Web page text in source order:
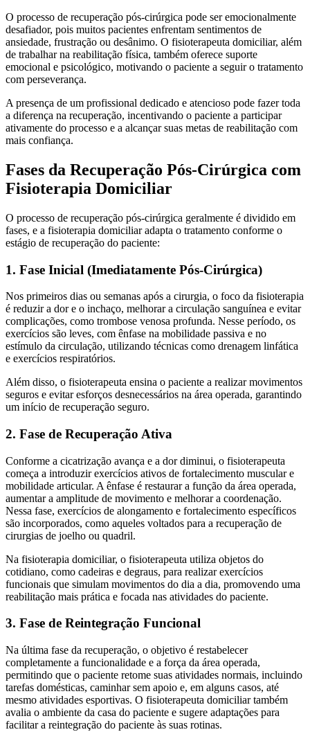
O processo de recuperação pós-cirúrgica pode ser emocionalmente
desafiador, pois muitos pacientes enfrentam sentimentos de
ansiedade, frustração ou desânimo. O fisioterapeuta domiciliar, além
de trabalhar na reabilitação física, também oferece suporte
emocional e psicológico, motivando o paciente a seguir o tratamento
com perseverança.
A presença de um profissional dedicado e atencioso pode fazer toda
a diferença na recuperação, incentivando o paciente a participar
ativamente do processo e a alcançar suas metas de reabilitação com
mais confiança.
Fases da Recuperação Pós-Cirúrgica com
Fisioterapia Domiciliar
O processo de recuperação pós-cirúrgica geralmente é dividido em
fases, e a fisioterapia domiciliar adapta o tratamento conforme o
estágio de recuperação do paciente:
1. Fase Inicial (Imediatamente Pós-Cirúrgica)
Nos primeiros dias ou semanas após a cirurgia, o foco da fisioterapia
é reduzir a dor e o inchaço, melhorar a circulação sanguínea e evitar
complicações, como trombose venosa profunda. Nesse período, os
exercícios são leves, com ênfase na mobilidade passiva e no
estímulo da circulação, utilizando técnicas como drenagem linfática
e exercícios respiratórios.
Além disso, o fisioterapeuta ensina o paciente a realizar movimentos
seguros e evitar esforços desnecessários na área operada, garantindo
um início de recuperação seguro.
2. Fase de Recuperação Ativa
Conforme a cicatrização avança e a dor diminui, o fisioterapeuta
começa a introduzir exercícios ativos de fortalecimento muscular e
mobilidade articular. A ênfase é restaurar a função da área operada,
aumentar a amplitude de movimento e melhorar a coordenação.
Nessa fase, exercícios de alongamento e fortalecimento específicos
são incorporados, como aqueles voltados para a recuperação de
cirurgias de joelho ou quadril.
Na fisioterapia domiciliar, o fisioterapeuta utiliza objetos do
cotidiano, como cadeiras e degraus, para realizar exercícios
funcionais que simulam movimentos do dia a dia, promovendo uma
reabilitação mais prática e focada nas atividades do paciente.
3. Fase de Reintegração Funcional
Na última fase da recuperação, o objetivo é restabelecer
completamente a funcionalidade e a força da área operada,
permitindo que o paciente retome suas atividades normais, incluindo
tarefas domésticas, caminhar sem apoio e, em alguns casos, até
mesmo atividades esportivas. O fisioterapeuta domiciliar também
avalia o ambiente da casa do paciente e sugere adaptações para
facilitar a reintegração do paciente às suas rotinas.